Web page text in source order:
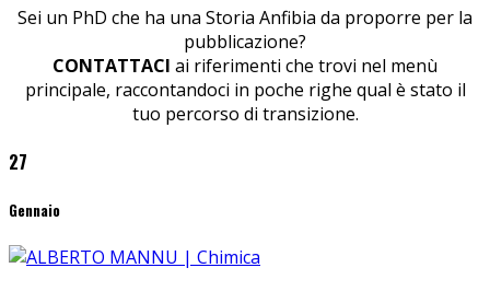
Sei un PhD che ha una Storia Anfibia da proporre per la
pubblicazione?
CONTATTACI ai riferimenti che trovi nel menù
principale, raccontandoci in poche righe qual è stato il
tuo percorso di transizione.
27
Gennaio